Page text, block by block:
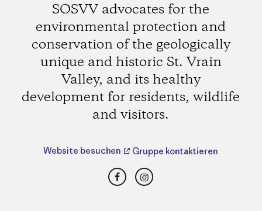
SOSVV advocates for the
environmental protection and
conservation of the geologically
unique and historic St. Vrain
Valley, and its healthy
development for residents, wildlife
and visitors.
Website besuchen Gruppe kontaktieren
FacebookInstagram